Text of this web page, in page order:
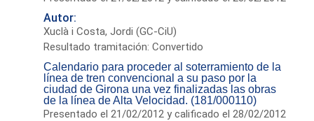
Autor:
Xuclà i Costa, Jordi (GC-CiU)
Resultado tramitación: Convertido
Calendario para proceder al soterramiento de la
línea de tren convencional a su paso por la
ciudad de Girona una vez finalizadas las obras
de la línea de Alta Velocidad. (181/000110)
Presentado el 21/02/2012 y calificado el 28/02/2012